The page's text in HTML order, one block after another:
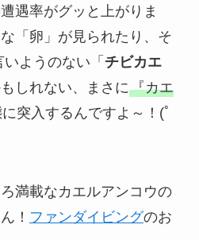
遇率がグッと上がりま
「卵」が見られたり、そ
ようのない「 チビカエ
しれない、まさに『カエ
突入するんですよ～！(ﾟ
満載なカエルアンコウの
！ ファンダイビングのお